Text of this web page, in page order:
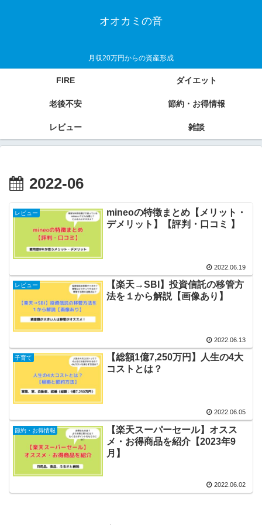
オオカミの音
月収20万円からの資産形成
FIRE ダイエット
老後不安 節約・お得情報
レビュー 雑談
2022-06
レビュー
mineoの特徴まとめ【メリット・
デメリット】【評判・口コミ 】
2022.06.19
レビュー
【楽天→SBI】投資信託の移管方
法を１から解説【画像あり】
2022.06.13
子育て
【総額1億7,250万円】人生の4大
コストとは？
2022.06.05
節約・お得情報
【楽天スーパーセール】オスス
メ・お得商品を紹介【2023年9
月】
2022.06.02